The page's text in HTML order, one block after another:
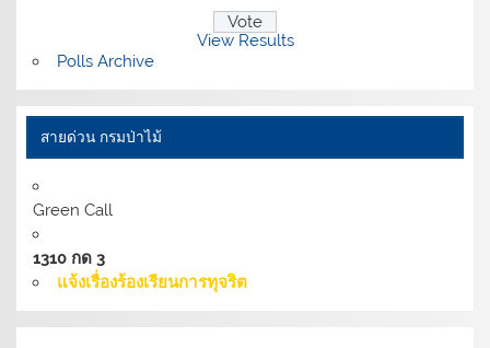
View Results
Polls Archive
สายด่วน กรมป่าไม้
Green Call
1310 กด 3
แจ้งเรื่องร้องเรียนการทุจริต